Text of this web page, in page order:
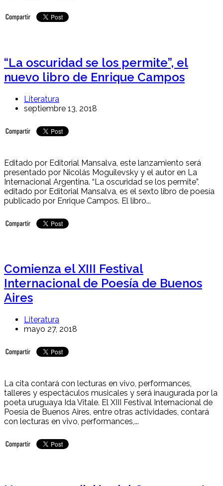
“La oscuridad se los permite”, el
nuevo libro de Enrique Campos
Literatura
septiembre 13, 2018
Editado por Editorial Mansalva, este lanzamiento será
presentado por Nicolás Moguilevsky y el autor en La
Internacional Argentina. “La oscuridad se los permite”,
editado por Editorial Mansalva, es el sexto libro de poesía
publicado por Enrique Campos. El libro...
Comienza el XIII Festival
Internacional de Poesía de Buenos
Aires
Literatura
mayo 27, 2018
La cita contará con lecturas en vivo, performances,
talleres y espectáculos musicales y será inaugurada por la
poeta uruguaya Ida Vitale. El XIII Festival Internacional de
Poesía de Buenos Aires, entre otras actividades, contará
con lecturas en vivo, performances,...